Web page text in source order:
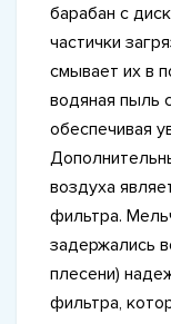
барабан с
частички
смывает их в
водяная пыль
обеспечивая
воздуха
фильтра.
задержались
плесени)
фильтра,